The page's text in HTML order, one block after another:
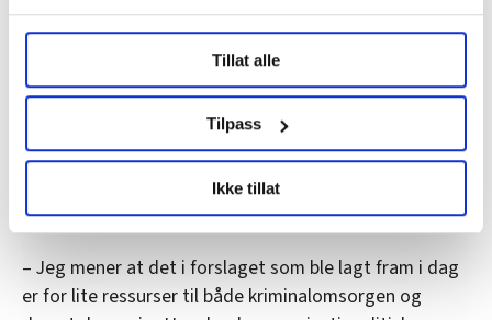
Undermer infokan du lese om hvordan dine personlige
data behandles og hvordan du kan velge hvordan de skal
brukes. Du kan hele tiden endre eller trekke tilbake ditt
samtykke fra erklæringen om informasjonskapsler.
LO Medias publikasjoner frifagbevegelse.no, hk-nytt.no
og fontene.no bruker informasjonskapsler (cookies) for å
lære hvordan våre nettsider blir brukt slik at vi tilby
statistikk.
Vi deler bare informasjon om hvordan du bruker
Tillat alle
Tilpass
Ikke tillat
SV: Bemanningen må opp
SV-politiker Andreas Sjalg Unneland mener behovene i
norsk kriminalomsorg er skremmende store og at
løsningen handler om mer bemanning.
Unneland ønsker NFF og andre tillitsvalgte i
fagbevegelsen hjertelig velkommen til en dialog med
SV før statsbudsjettet skal vedtas.
– Jeg mener at det i forslaget som ble lagt fram i dag
er for lite ressurser til både kriminalomsorgen og